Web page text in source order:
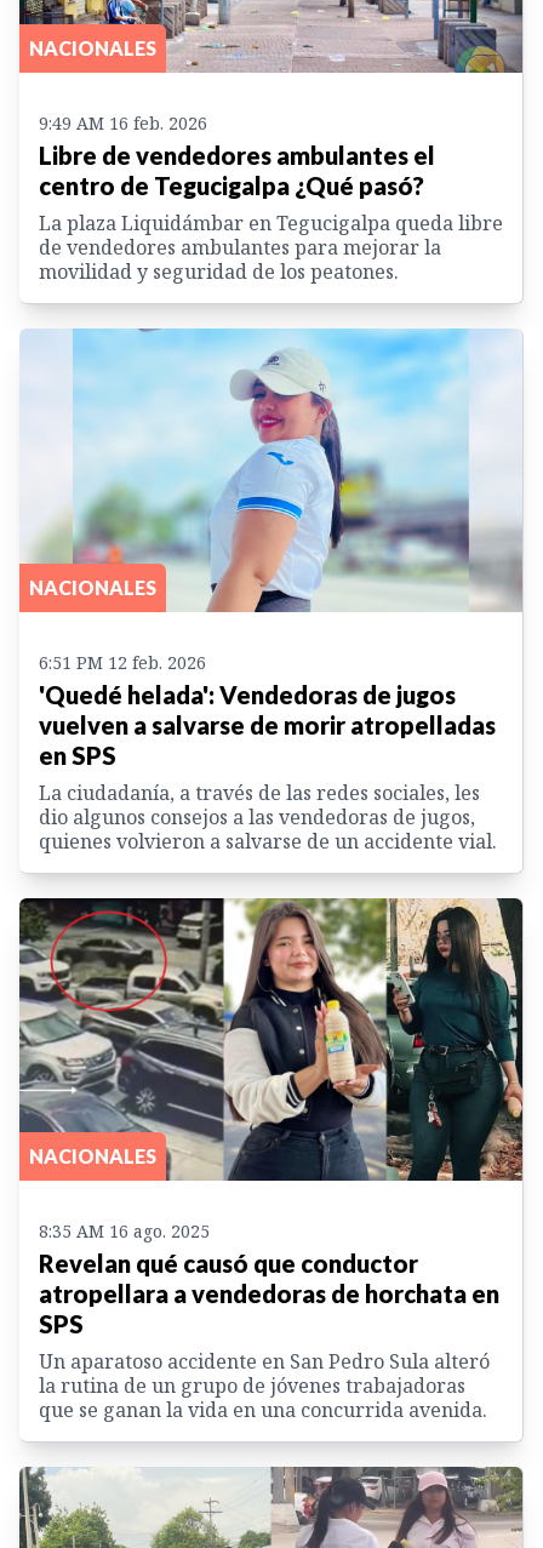
NACIONALES
9:49 AM 16 feb. 2026
Libre de vendedores ambulantes el
centro de Tegucigalpa ¿Qué pasó?
La plaza Liquidámbar en Tegucigalpa queda libre
de vendedores ambulantes para mejorar la
movilidad y seguridad de los peatones.
NACIONALES
6:51 PM 12 feb. 2026
'Quedé helada': Vendedoras de jugos
vuelven a salvarse de morir atropelladas
en SPS
La ciudadanía, a través de las redes sociales, les
dio algunos consejos a las vendedoras de jugos,
quienes volvieron a salvarse de un accidente vial.
NACIONALES
8:35 AM 16 ago. 2025
Revelan qué causó que conductor
atropellara a vendedoras de horchata en
SPS
Un aparatoso accidente en San Pedro Sula alteró
la rutina de un grupo de jóvenes trabajadoras
que se ganan la vida en una concurrida avenida.